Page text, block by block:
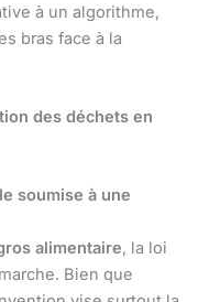
à un algorithme,
bras face à la
des déchets en
soumise à une
alimentaire, la loi
Bien que